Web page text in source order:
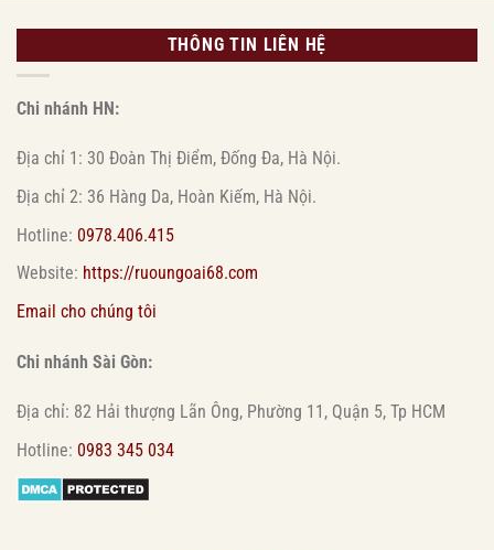
THÔNG TIN LIÊN HỆ
Chi nhánh HN:
Địa chỉ 1: 30 Đoàn Thị Điểm, Đống Đa, Hà Nội.
Địa chỉ 2: 36 Hàng Da, Hoàn Kiếm, Hà Nội.
Hotline: 0978.406.415
Website: https://ruoungoai68.com
Email cho chúng tôi
Chi nhánh Sài Gòn:
Địa chỉ: 82 Hải thượng Lãn Ông, Phường 11, Quận 5, Tp HCM
Hotline: 0983 345 034